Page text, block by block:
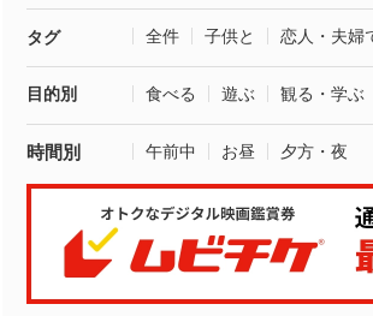
タグ 全件 子供と 恋人・夫婦
目的別 食べる 遊ぶ 観る・学ぶ
時間別 午前中 お昼 夕方・夜